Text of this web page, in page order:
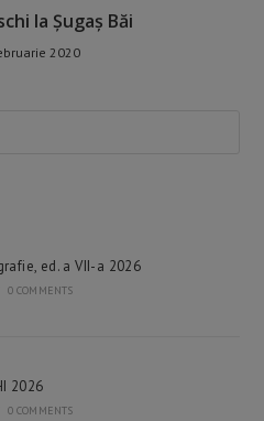
la Șugaș Băi
2020
ed. a VII-a 2026
0 COMMENTS
2026
0 COMMENTS